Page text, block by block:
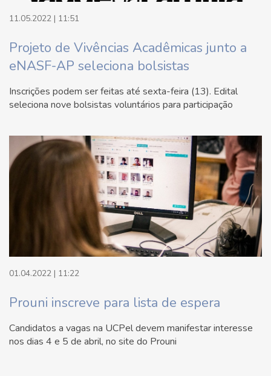
11.05.2022 | 11:51
Projeto de Vivências Acadêmicas junto a
eNASF-AP seleciona bolsistas
Inscrições podem ser feitas até sexta-feira (13). Edital
seleciona nove bolsistas voluntários para participação
01.04.2022 | 11:22
Prouni inscreve para lista de espera
Candidatos a vagas na UCPel devem manifestar interesse
nos dias 4 e 5 de abril, no site do Prouni